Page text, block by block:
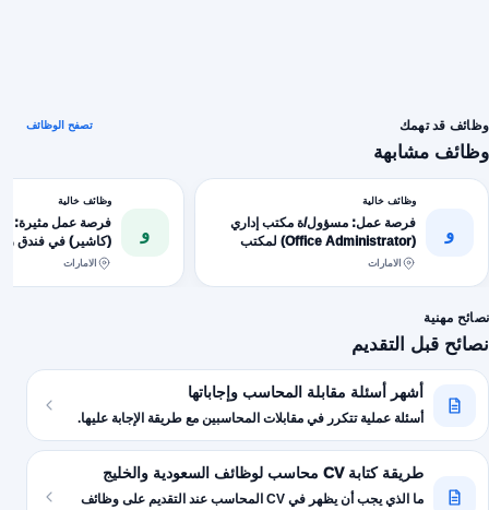
وظائف قد تهمك
وظائف مشابهة
تصفح الوظائف
و
وظائف خالية
فرصة عمل: مسؤول/ة مكتب إداري
(Office Administrator) لمكتب
محاسبة مرموق في عُمان - (يشترط
الامارات
و
وظائف خالية
فرصة عمل مثيرة:
(كاشير) في فندق
الفاخرالامارات
نصائح مهنية
نصائح قبل التقديم
أشهر أسئلة مقابلة المحاسب وإجاباتها
أسئلة عملية تتكرر في مقابلات المحاسبين مع طريقة الإجابة عليها.
طريقة كتابة CV محاسب لوظائف السعودية والخليج
ما الذي يجب أن يظهر في CV المحاسب عند التقديم على وظائف